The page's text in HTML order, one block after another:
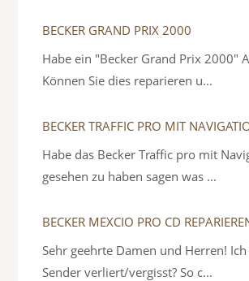
BECKER GRAND PRIX 2000
Habe ein "Becker Grand Prix 2000"
Können Sie dies reparieren u...
BECKER TRAFFIC PRO MIT
Habe das Becker Traffic pro mit
gesehen zu haben sagen was ...
BECKER MEXCIO PRO CD
Sehr geehrte Damen und Herren!
Sender verliert/vergisst? So c...